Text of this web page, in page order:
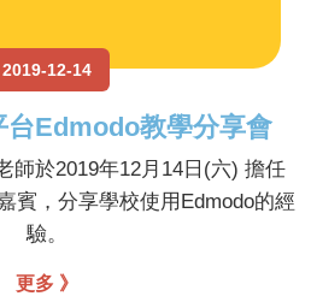
2019-12-14
台Edmodo教學分享會
師於2019年12月14日(六) 擔任
賓，分享學校使用Edmodo的經
驗。
更多 》